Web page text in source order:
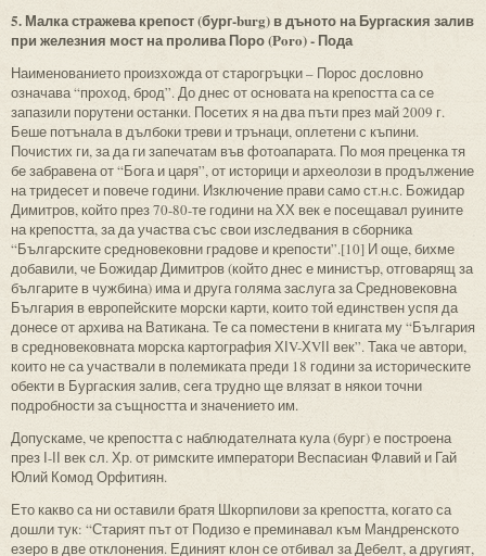
5. Малка стражева крепост (бург-burg) в дъното на Бургаския залив
при железния мост на пролива Поро (Poro) - Пода
Наименованието произхожда от старогръцки – Порос дословно
означава “проход, брод”. До днес от основата на крепостта са се
запазили порутени останки. Посетих я на два пъти през май 2009 г.
Беше потънала в дълбоки треви и трънаци, оплетени с къпини.
Почистих ги, за да ги запечатам във фотоапарата. По моя преценка тя
бе забравена от “Бога и царя”, от историци и археолози в продължение
на тридесет и повече години. Изключение прави само ст.н.с. Божидар
Димитров, който през 70-80-те години на ХХ век е посещавал руините
на крепостта, за да участва със свои изследвания в сборника
“Българските средновековни градове и крепости”.[10] И още, бихме
добавили, че Божидар Димитров (който днес е министър, отговарящ за
българите в чужбина) има и друга голяма заслуга за Средновековна
България в европейските морски карти, които той единствен успя да
донесе от архива на Ватикана. Те са поместени в книгата му “България
в средновековната морска картография ХІV-ХVІІ век”. Така че автори,
които не са участвали в полемиката преди 18 години за историческите
обекти в Бургаския залив, сега трудно ще влязат в някои точни
подробности за същността и значението им.
Допускаме, че крепостта с наблюдателната кула (бург) е построена
през І-ІІ век сл. Хр. от римските императори Веспасиан Флавий и Гай
Юлий Комод Орфитиян.
Ето какво са ни оставили братя Шкорпилови за крепостта, когато са
дошли тук: “Старият път от Подизо е преминавал към Мандренското
езеро в две отклонения. Единият клон се отбивал за Дебелт, а другият,